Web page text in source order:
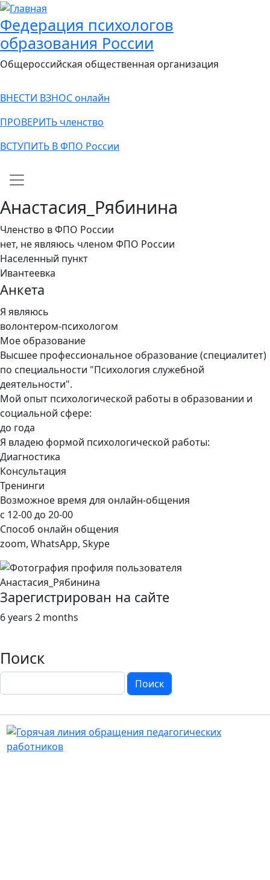
Федерация психологов
образования России
Общероссийская общественная организация
ВНЕСТИ ВЗНОС онлайн
ПРОВЕРИТЬ членство
ВСТУПИТЬ В ФПО России
Main navigation
Анастасия_Рябинина
Членство в ФПО России
нет, не являюсь членом ФПО России
Населенный пункт
Ивантеевка
Анкета
Я являюсь
волонтером-психологом
Мое образование
Высшее профессиональное образование (специалитет)
по специальности "Психология служебной
деятельности".
Мой опыт психологической работы в образовании и
социальной сфере:
до года
Я владею формой психологической работы:
Диагностика
Консультация
Тренинги
Возможное время для онлайн-общения
с 12-00 до 20-00
Способ онлайн общения
zoom, WhatsApp, Skype
Зарегистрирован на сайте
6 years 2 months
Поиск
Поиск